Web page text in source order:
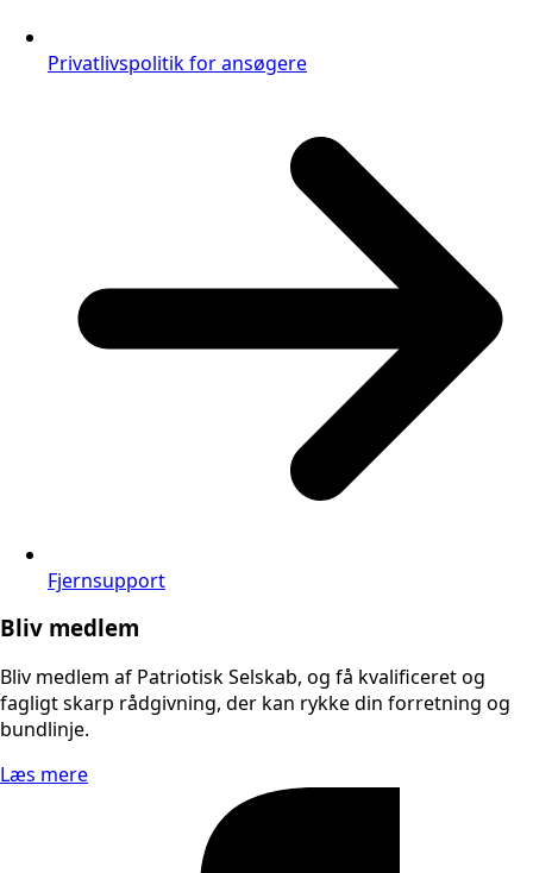
Privatlivspolitik for ansøgere
Fjernsupport
Bliv medlem
Bliv medlem af Patriotisk Selskab, og få kvalificeret og
fagligt skarp rådgivning, der kan rykke din forretning og
bundlinje.
Læs mere